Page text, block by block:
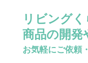
リビング
商品の開発
お気軽にご依頼